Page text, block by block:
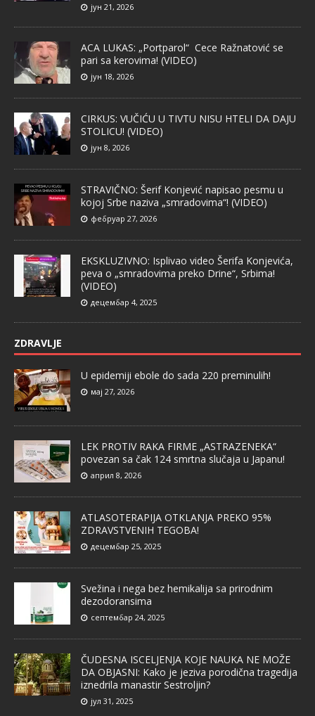
јун 21, 2026
ACA LUKAS: „Portparol“ Cece Ražnatović se
pari sa kerovima! (VIDEO)
јун 18, 2026
CIRKUS: VUČIĆU U TIVTU NISU HTELI DA DAJU
STOLICU! (VIDEO)
јун 8, 2026
STRAVIČNO: Šerif Konjević napisao pesmu u
kojoj Srbe naziva „smradovima“! (VIDEO)
фебруар 27, 2026
EKSKLUZIVNO: Isplivao video Šerifa Konjevića,
peva o „smradovima preko Drine“, Srbima!
(VIDEO)
децембар 4, 2025
ZDRAVLJE
U epidemiji ebole do sada 220 preminulih!
мај 27, 2026
LEK PROTIV RAKA FIRME „ASTRAZENEKA“
povezan sa čak 124 smrtna slučaja u Japanu!
април 8, 2026
ATLASOTERAPIJA OTKLANJA PREKO 95%
ZDRAVSTVENIH TEGOBA!
децембар 25, 2025
Svežina i nega bez hemikalija sa prirodnim
dezodoransima
септембар 24, 2025
ČUDESNA ISCELJENJA KOJE NAUKA NE MOŽE
DA OBJASNI: Kako je jeziva porodična tragedija
iznedrila manastir Sestroljin?
јул 31, 2025